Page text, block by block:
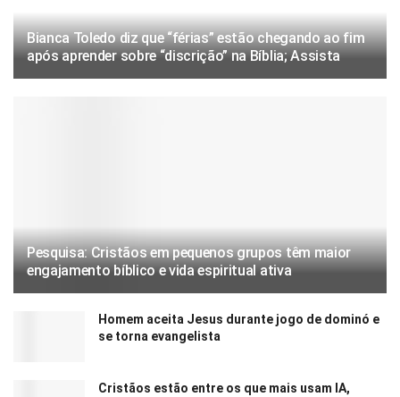
Bianca Toledo diz que “férias” estão chegando ao fim
após aprender sobre “discrição” na Bíblia; Assista
Pesquisa: Cristãos em pequenos grupos têm maior
engajamento bíblico e vida espiritual ativa
Homem aceita Jesus durante jogo de dominó e
se torna evangelista
Cristãos estão entre os que mais usam IA,